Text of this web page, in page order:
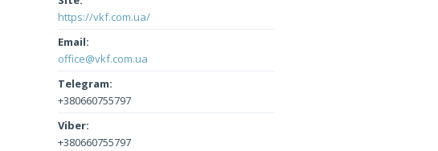
https://vkf.com.ua/
office@vkf.com.ua
+380660755797
+380660755797